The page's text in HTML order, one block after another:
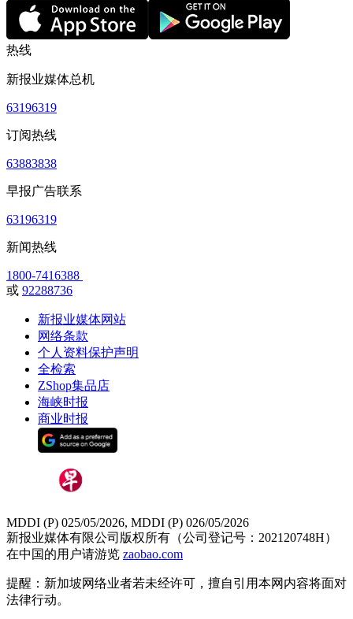
热线
新报业媒体总机
63196319
订阅热线
63883838
早报广告联系
63196319
新闻热线
1800-7416388
或 92288736
新报业媒体网站
网络条款
个人资料保护声明
全检索
ZShop集品店
海峡时报
商业时报
MDDI (P) 025/05/2026, MDDI (P) 026/05/2026
新报业媒体有限公司版权所有（公司登记号：202120748H）
在中国的用户请游览 zaobao.com
提醒：新加坡网络业者若未经许可，擅自引用本网内容将面对
法律行动。